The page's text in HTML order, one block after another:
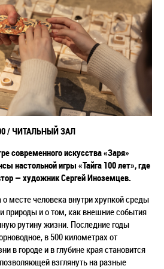
/ ЧИТАЛЬНЫЙ ЗАЛ
современного искусства «Заря»
настольной игры «Тайга 100 лет», где
— художникСергей Иноземцев.
о месте человека внутри хрупкой среды
природы и о том, как внешние события
рутину жизни. Последние годы
в 500 километрах от
в городе и в глубине края становится
взглянуть на разные